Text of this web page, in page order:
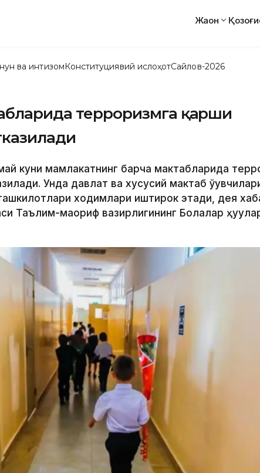
Жаҳон
ва интизомКонституциявий ислоҳотСайлов-2026
терроризмга қарши
куни мамлакатнинг барча мактабларида
Унда давлат ва хусусий мактаб
ходимлари иштирок этади, дея
Таълим-маориф вазирлигининг Болалар